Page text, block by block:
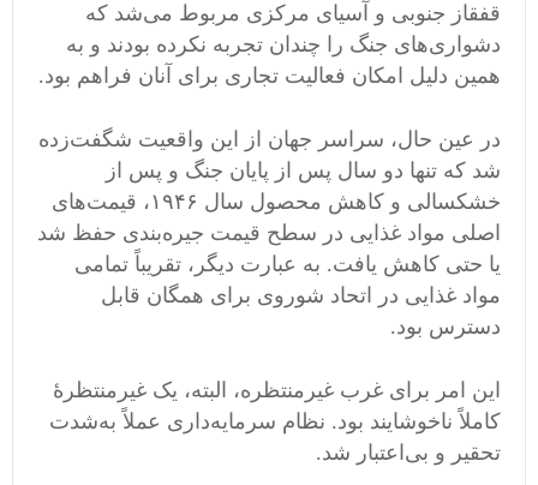
قفقاز جنوبی و آسیای مرکزی مربوط می‌شد که
دشواری‌های جنگ را چندان تجربه نکرده بودند و به
همین دلیل امکان فعالیت تجاری برای آنان فراهم بود.
در عین حال، سراسر جهان از این واقعیت شگفت‌زده
شد که تنها دو سال پس از پایان جنگ و پس از
خشکسالی و کاهش محصول سال ۱۹۴۶، قیمت‌های
اصلی مواد غذایی در سطح قیمت جیره‌بندی حفظ شد
یا حتی کاهش یافت. به عبارت دیگر، تقریباً تمامی
مواد غذایی در اتحاد شوروی برای همگان قابل
دسترس بود.
این امر برای غرب غیرمنتظره، البته، یک غیرمنتظرۀ
کاملاً ناخوشایند بود. نظام سرمایه‌داری عملاً به‌شدت
تحقیر و بی‌اعتبار شد.